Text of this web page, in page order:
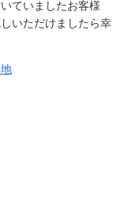
ていましたお客様
いただけましたら幸